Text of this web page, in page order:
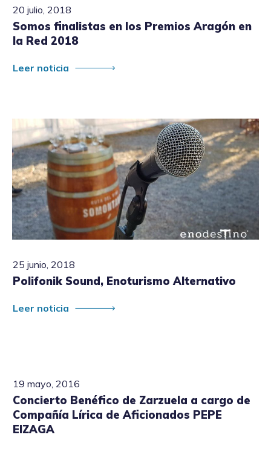
20 julio, 2018
Somos finalistas en los Premios Aragón en
la Red 2018
Leer noticia
25 junio, 2018
Polifonik Sound, Enoturismo Alternativo
Leer noticia
19 mayo, 2016
Concierto Benéfico de Zarzuela a cargo de
Compañía Lírica de Aficionados PEPE
EIZAGA